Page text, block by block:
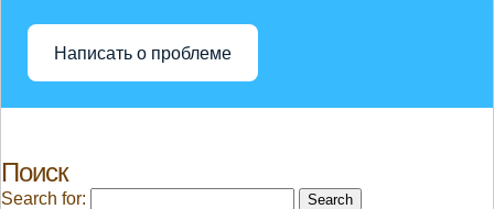
Написать о проблеме
Поиск
Search for: